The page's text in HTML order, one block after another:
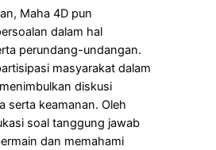
Maha 4D pun
dalam hal
perundang-undangan.
masyarakat dalam
diskusi
serta keamanan. Oleh
soal tanggung jawab
dan memahami